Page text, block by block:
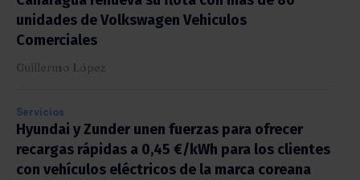
unidades de Volkswagen Vehiculos
Comerciales
Guillermo López
Servicios
Hyundai y Zunder unen fuerzas para ofrecer
recargas rápidas a 0,45 €/kWh para los clientes
con vehículos eléctricos de la marca coreana